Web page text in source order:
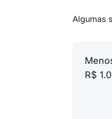
Algumas
R$